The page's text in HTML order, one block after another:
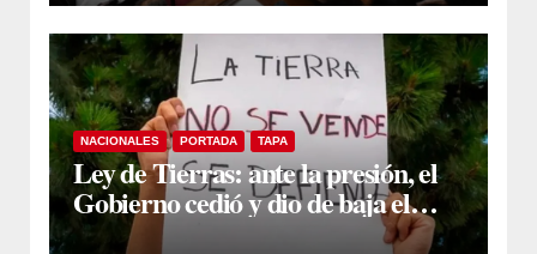
NACIONALES PORTADA TAPA
Ley de Tierras: ante la presión, el
Gobierno cedió y dio de baja el
capítulo de la polémica